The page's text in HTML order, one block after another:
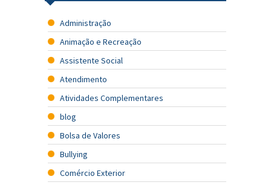
Administração
Animação e Recreação
Assistente Social
Atendimento
Atividades Complementares
blog
Bolsa de Valores
Bullying
Comércio Exterior